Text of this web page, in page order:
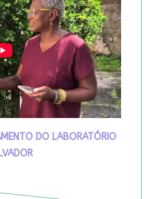
DO LABORATÓRIO